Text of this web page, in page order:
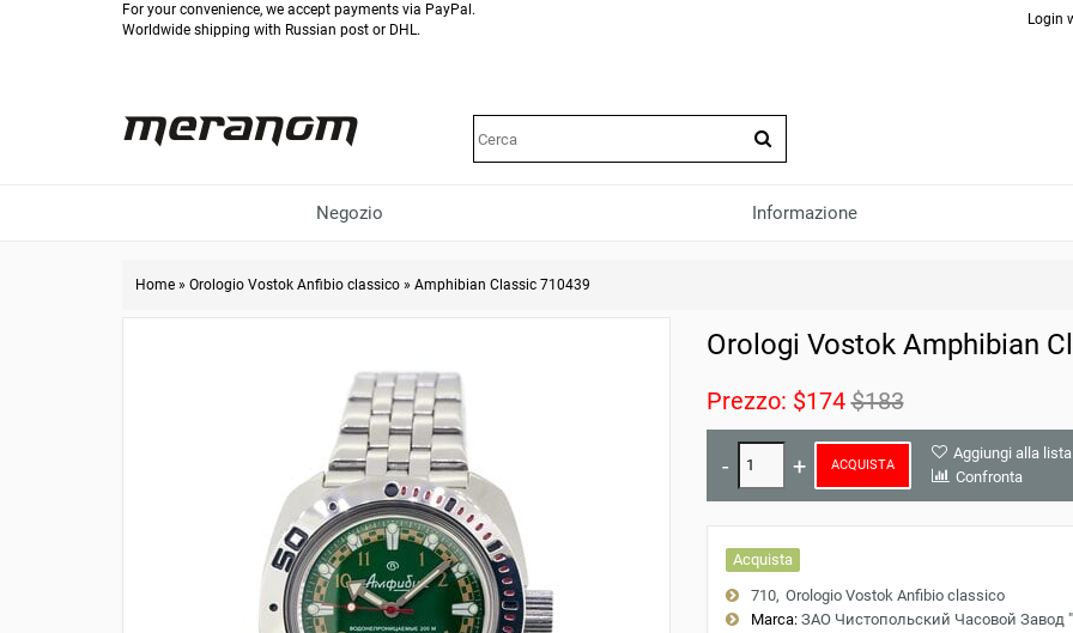
For your convenience, we accept payments via PayPal.
Worldwide shipping with Russian post or DHL.
Login
Negozio Informazione
Home » Orologio Vostok Anfibio classico » Amphibian Classic 710439
Orologi Vostok Amphibian
Prezzo: $174 $183
ACQUISTA
Aggiungi alla
Confronta
Acquista
710 Orologio Vostok Anfibio classico
Marca: ЗАО Чистопольский Часовой Завод